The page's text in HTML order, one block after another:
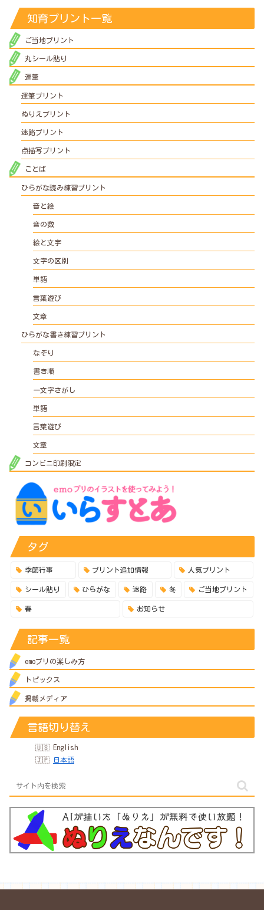
知育プリント一覧
ご当地プリント
丸シール貼り
運筆
運筆プリント
ぬりえプリント
迷路プリント
点描写プリント
ことば
ひらがな読み練習プリント
音と絵
音の数
絵と文字
文字の区別
単語
言葉遊び
文章
ひらがな書き練習プリント
なぞり
書き順
一文字さがし
単語
言葉遊び
文章
コンビニ印刷限定
タグ
季節行事 プリント追加情報 人気プリント
シール貼り ひらがな 迷路 冬 ご当地プリント
春 お知らせ
記事一覧
emoプリの楽しみ方
トピックス
掲載メディア
言語切り替え
English
日本語